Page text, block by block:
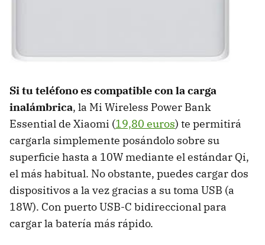
Si tu teléfono es compatible con la carga
inalámbrica, la Mi Wireless Power Bank
Essential de Xiaomi (19,80 euros) te permitirá
cargarla simplemente posándolo sobre su
superficie hasta a 10W mediante el estándar Qi,
el más habitual. No obstante, puedes cargar dos
dispositivos a la vez gracias a su toma USB (a
18W). Con puerto USB-C bidireccional para
cargar la batería más rápido.